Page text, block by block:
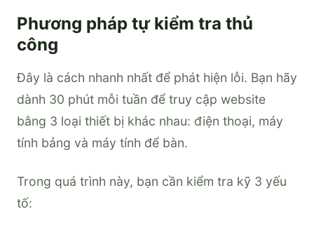
Phương pháp tự kiểm tra thủ
công
Đây là cách nhanh nhất để phát hiện lỗi. Bạn hãy
dành 30 phút mỗi tuần để truy cập website
bằng 3 loại thiết bị khác nhau: điện thoại, máy
tính bảng và máy tính để bàn.
Trong quá trình này, bạn cần kiểm tra kỹ 3 yếu
tố: